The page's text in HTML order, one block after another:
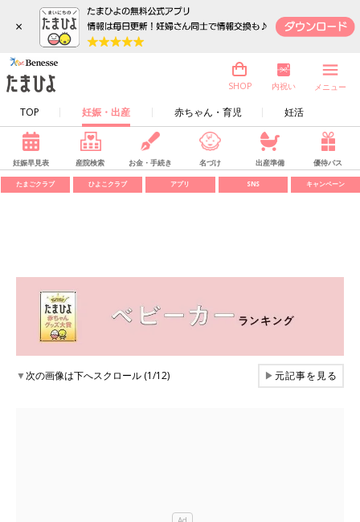
×
TOP 妊娠・出産 赤ちゃん・育児 妊活
SHOP 内祝い メニュー
妊娠早見表 産院検索 お金・手続き 名づけ 出産準備 優待パス
たまごクラブ ひよこクラブ アプリ SNS キャンペーン
▼次の画像は下へスクロール (1/12) ▶元記事を見る